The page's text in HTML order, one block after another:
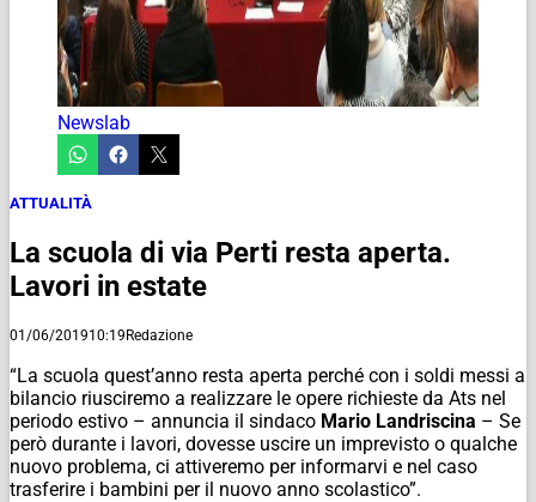
Newslab
ATTUALITÀ
La scuola di via Perti resta aperta.
Lavori in estate
01/06/201910:19Redazione
“La scuola quest’anno resta aperta perché con i soldi messi a
bilancio riusciremo a realizzare le opere richieste da Ats nel
periodo estivo – annuncia il sindaco Mario Landriscina – Se
però durante i lavori, dovesse uscire un imprevisto o qualche
nuovo problema, ci attiveremo per informarvi e nel caso
trasferire i bambini per il nuovo anno scolastico”.